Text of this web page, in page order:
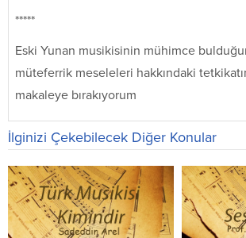
*****
Eski Yunan musikisinin mühimce
müteferrik meseleleri hakkındaki
makaleye bırakıyorum
İlginizi Çekebilecek Diğer Konular